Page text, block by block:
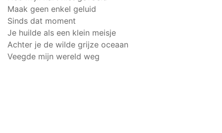
Maak geen enkel geluid
Sinds dat moment
Je huilde als een klein meisje
Achter je de wilde grijze oceaan
Veegde mijn wereld weg